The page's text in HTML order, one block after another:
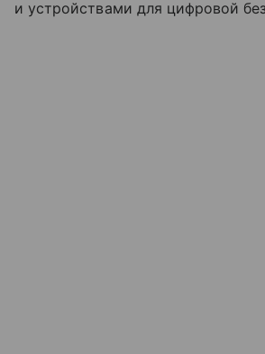
и устройствами для цифровой